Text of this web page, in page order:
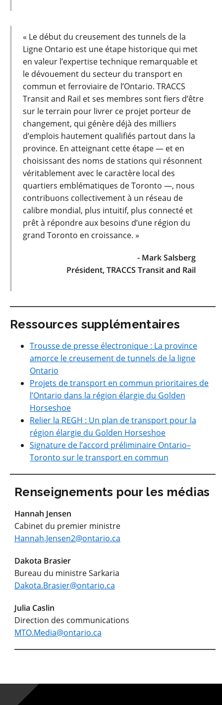
« Le début du creusement des tunnels de la
Ligne Ontario est une étape historique qui met
en valeur l’expertise technique remarquable et
le dévouement du secteur du transport en
commun et ferroviaire de l’Ontario. TRACCS
Transit and Rail et ses membres sont fiers d’être
sur le terrain pour livrer ce projet porteur de
changement, qui génère déjà des milliers
d’emplois hautement qualifiés partout dans la
province. En atteignant cette étape — et en
choisissant des noms de stations qui résonnent
véritablement avec le caractère local des
quartiers emblématiques de Toronto —, nous
contribuons collectivement à un réseau de
calibre mondial, plus intuitif, plus connecté et
prêt à répondre aux besoins d’une région du
grand Toronto en croissance. »
- Mark Salsberg
Président, TRACCS Transit and Rail
Ressources supplémentaires
Trousse de presse électronique : La province
amorce le creusement de tunnels de la ligne
Ontario
Projets de transport en commun prioritaires de
l’Ontario dans la région élargie du Golden
Horseshoe
Relier la REGH : Un plan de transport pour la
région élargie du Golden Horseshoe
Signature de l’accord préliminaire Ontario–
Toronto sur le transport en commun
Renseignements pour les médias
Hannah Jensen
Cabinet du premier ministre
Hannah.Jensen2@ontario.ca
Dakota Brasier
Bureau du ministre Sarkaria
Dakota.Brasier@ontario.ca
Julia Caslin
Direction des communications
MTO.Media@ontario.ca